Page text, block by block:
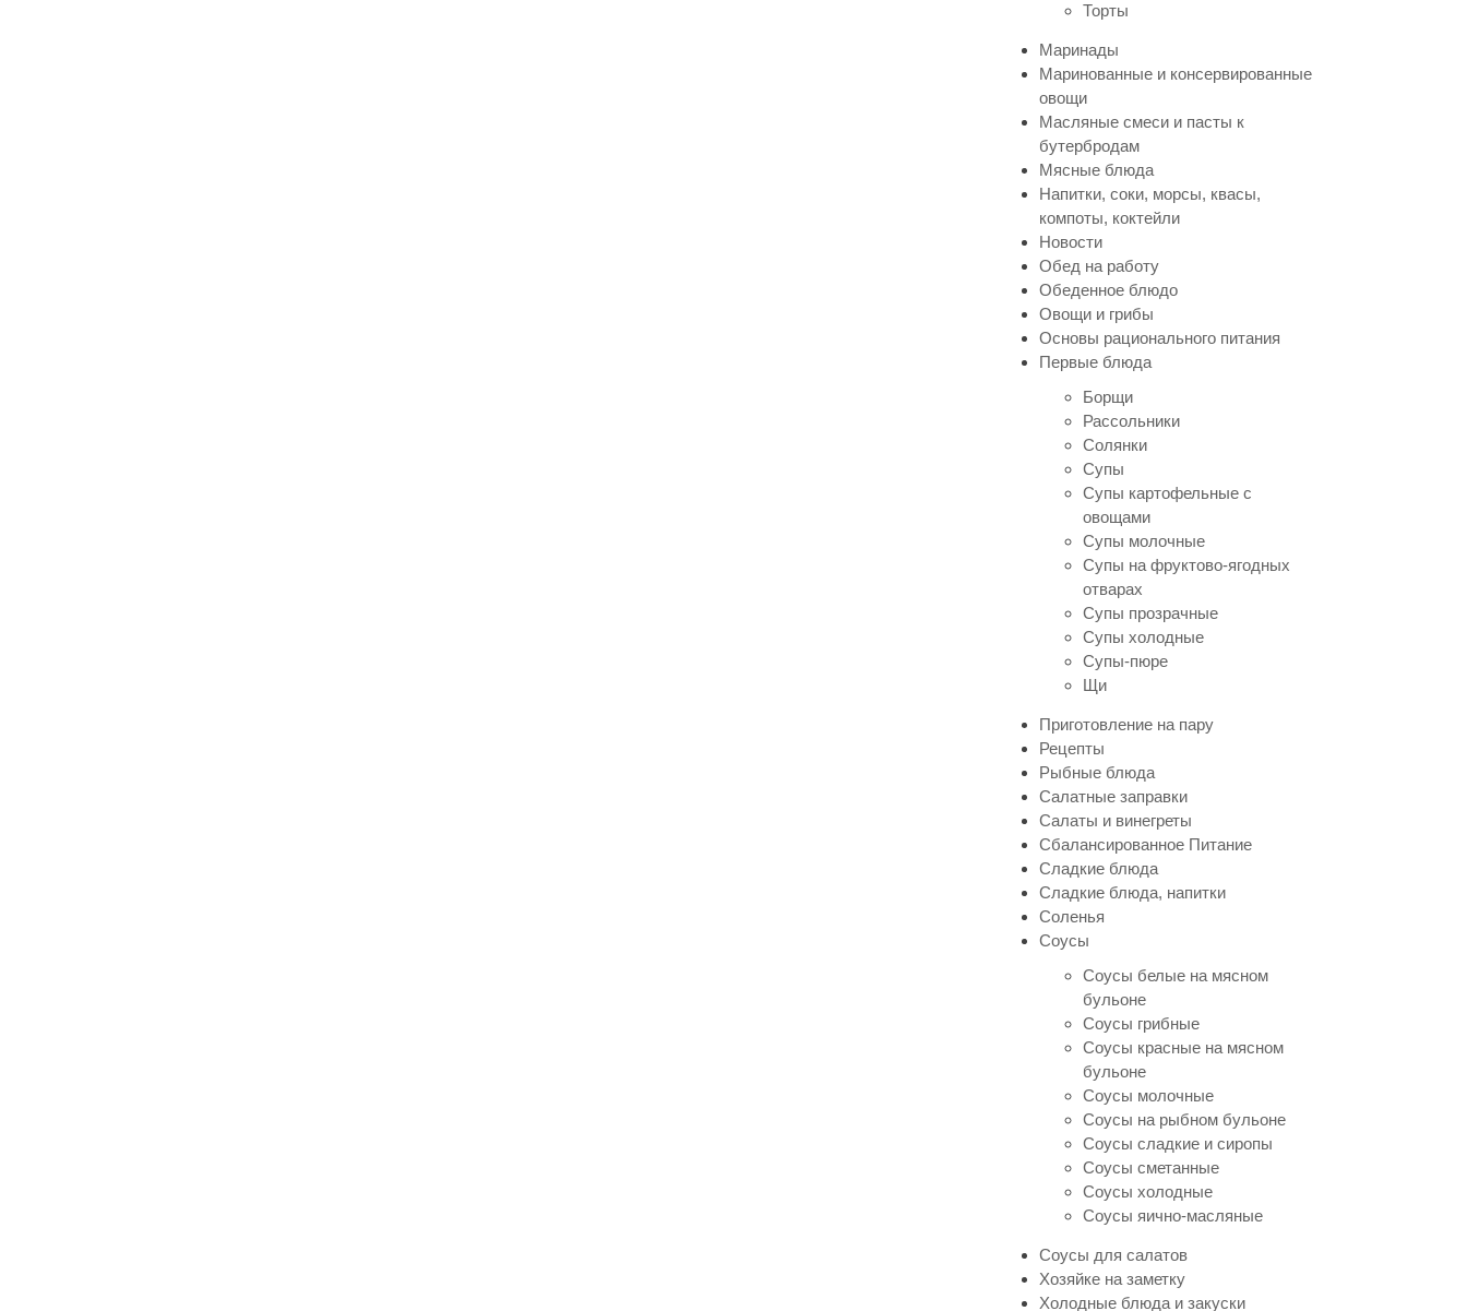
Торты
Маринады
Маринованные и консервированные
овощи
Масляные смеси и пасты к
бутербродам
Мясные блюда
Напитки, соки, морсы, квасы,
компоты, коктейли
Новости
Обед на работу
Обеденное блюдо
Овощи и грибы
Основы рационального питания
Первые блюда
Борщи
Рассольники
Солянки
Супы
Супы картофельные с
овощами
Супы молочные
Супы на фруктово-ягодных
отварах
Супы прозрачные
Супы холодные
Супы-пюре
Щи
Приготовление на пару
Рецепты
Рыбные блюда
Салатные заправки
Салаты и винегреты
Сбалансированное Питание
Сладкие блюда
Сладкие блюда, напитки
Соленья
Соусы
Соусы белые на мясном
бульоне
Соусы грибные
Соусы красные на мясном
бульоне
Соусы молочные
Соусы на рыбном бульоне
Соусы сладкие и сиропы
Соусы сметанные
Соусы холодные
Соусы яично-масляные
Соусы для салатов
Хозяйке на заметку
Холодные блюда и закуски